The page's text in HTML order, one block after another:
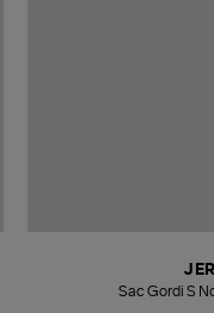
Sac Gordi S